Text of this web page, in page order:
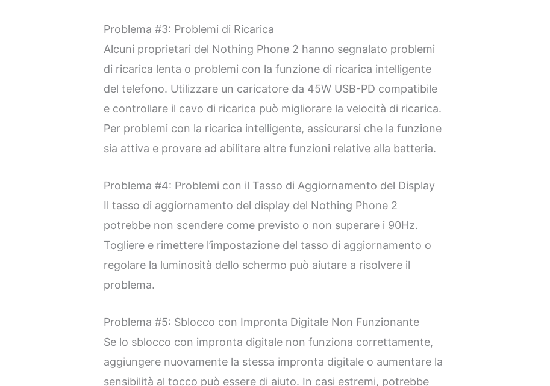
Problema #3: Problemi di Ricarica
Alcuni proprietari del Nothing Phone 2 hanno segnalato problemi
di ricarica lenta o problemi con la funzione di ricarica intelligente
del telefono. Utilizzare un caricatore da 45W USB-PD compatibile
e controllare il cavo di ricarica può migliorare la velocità di ricarica.
Per problemi con la ricarica intelligente, assicurarsi che la funzione
sia attiva e provare ad abilitare altre funzioni relative alla batteria.
Problema #4: Problemi con il Tasso di Aggiornamento del Display
Il tasso di aggiornamento del display del Nothing Phone 2
potrebbe non scendere come previsto o non superare i 90Hz.
Togliere e rimettere l’impostazione del tasso di aggiornamento o
regolare la luminosità dello schermo può aiutare a risolvere il
problema.
Problema #5: Sblocco con Impronta Digitale Non Funzionante
Se lo sblocco con impronta digitale non funziona correttamente,
aggiungere nuovamente la stessa impronta digitale o aumentare la
sensibilità al tocco può essere di aiuto. In casi estremi, potrebbe